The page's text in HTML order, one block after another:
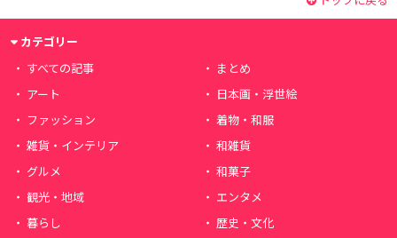
カテゴリー
すべての記事
まとめ
アート
日本画・浮世絵
ファッション
着物・和服
雑貨・インテリア
和雑貨
グルメ
和菓子
観光・地域
エンタメ
暮らし
歴史・文化